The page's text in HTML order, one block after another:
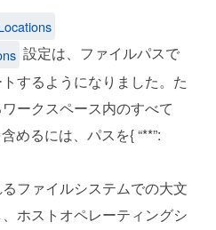
設定は、ファイルパスで
するようになりました。た
ークスペース内のすべて
めるには、パスを{ “**”:
ファイルシステムでの大文
ホストオペレーティングシ